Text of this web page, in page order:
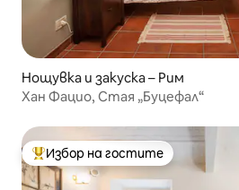
Нощувка и закуска – Рим
Хан Фацио, Стая „Буцефал“
Най-популярен избор на гостите
Избор на гостите